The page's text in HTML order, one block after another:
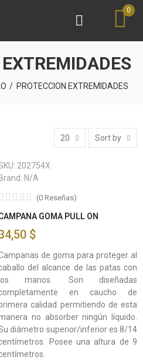
0
PROTECCION EXTREMIDADES
20 Sort by
202754X
Brand: N/A
(0 Reseñas)
GOMA PULL ON
$
de goma para proteger al
del alcance de las patas con
los manos. Son diseñadas
en caucho de
calidad permitiendo de esta
no absorber ningún líquido.
diámetro superior/inferior es 8/14
Posee una altura de 9